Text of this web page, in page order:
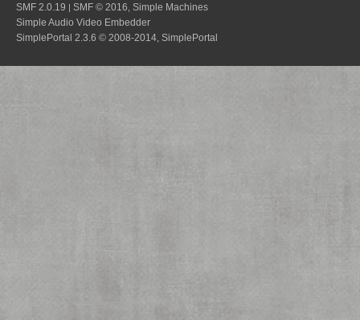
SMF 2.0.19 | SMF © 2016 Simple Machines
Simple Audio Video Embedder
SimplePortal 2.3.6 © 2008-2014, SimplePortal